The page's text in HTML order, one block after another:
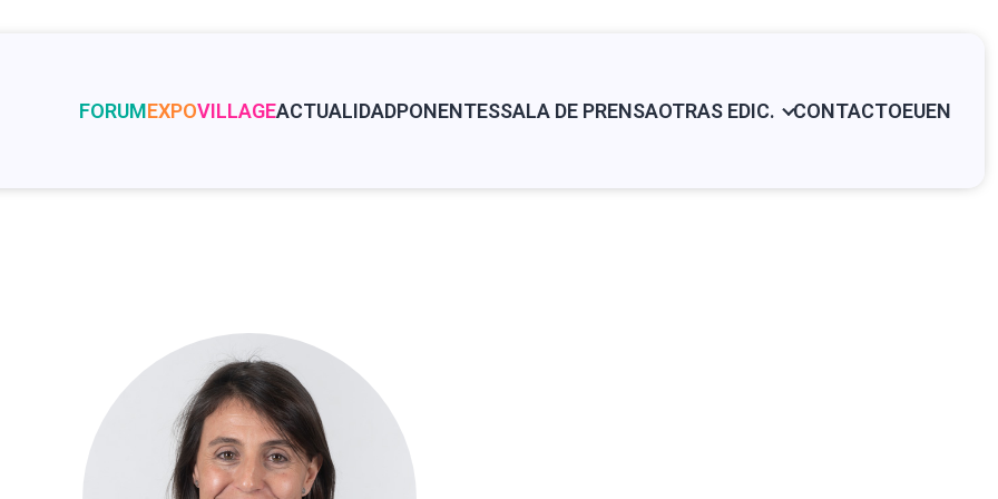
FORUMEXPOVILLAGEACTUALIDADPONENTESSALA DE PRENSAOTRAS EDIC. CONTACTOEUEN